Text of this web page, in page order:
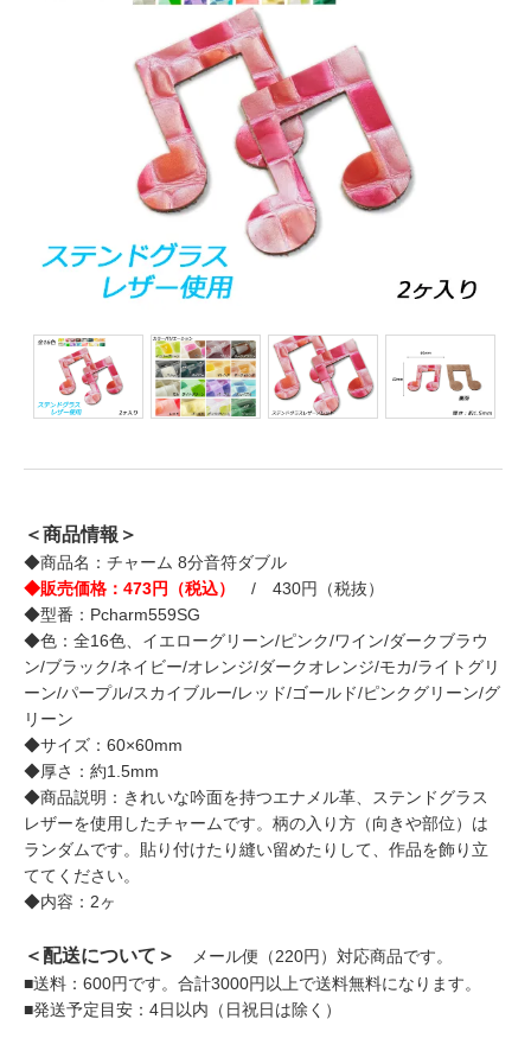
＜商品情報＞
◆商品名：チャーム 8分音符ダブル
◆販売価格：473円（税込）
/ 430円（税抜）
◆型番：Pcharm559SG
◆色：全16色、イエローグリーン/ピンク/ワイン/ダークブラウ
ン/ブラック/ネイビー/オレンジ/ダークオレンジ/モカ/ライトグリ
ーン/パープル/スカイブルー/レッド/ゴールド/ピンクグリーン/グ
リーン
◆サイズ：60×60mm
◆厚さ：約1.5mm
◆商品説明：きれいな吟面を持つエナメル革、ステンドグラス
レザーを使用したチャームです。柄の入り方（向きや部位）は
ランダムです。貼り付けたり縫い留めたりして、作品を飾り立
ててください。
◆内容：2ヶ
＜配送について＞
メール便（220円）対応商品です。
■送料：600円です。合計3000円以上で送料無料になります。
■発送予定目安：4日以内（日祝日は除く）